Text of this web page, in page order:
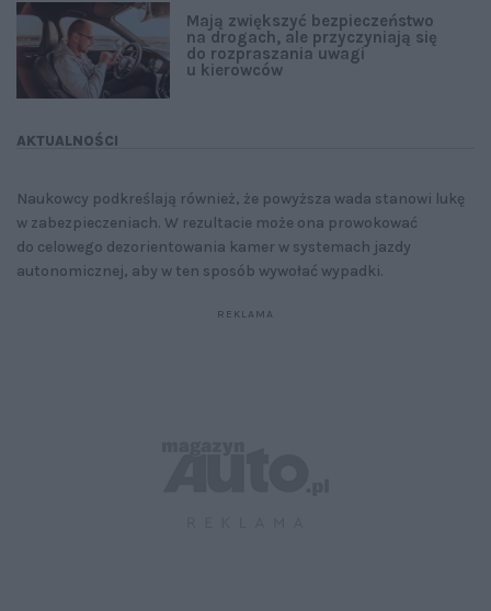
AKTUALNOŚCI
Mają zwiększyć bezpieczeństwo
na drogach, ale przyczyniają się
do rozpraszania uwagi
u kierowców
Naukowcy podkreślają również, że powyższa wada stanowi lukę
w zabezpieczeniach. W rezultacie może ona prowokować
do celowego dezorientowania kamer w systemach jazdy
autonomicznej, aby w ten sposób wywołać wypadki.